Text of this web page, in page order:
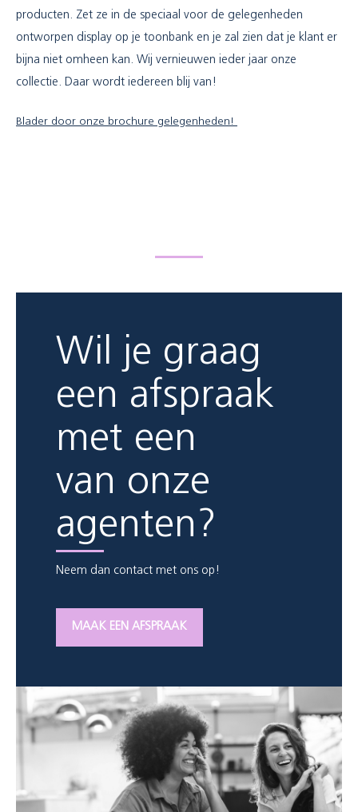
producten. Zet ze in de speciaal voor de gelegenheden
ontworpen display op je toonbank en je zal zien dat je klant er
bijna niet omheen kan. Wij vernieuwen ieder jaar onze
collectie. Daar wordt iedereen blij van!
Blader door onze brochure gelegenheden!
Wil je graag
een afspraak
met een
van onze
agenten?
Neem dan contact met ons op!
MAAK EEN AFSPRAAK